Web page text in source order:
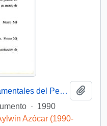
Principales acciones gubernamentales del Período 1990-1993 Comuna de Melipilla
· 1990
Azócar (1990-